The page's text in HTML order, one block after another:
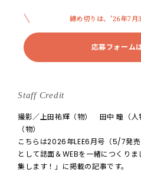
締め切りは、’26年7月
応募フォーム
Staff Credit
撮影／上田祐輝（物） 田中 瞳（
（物）
こちらは2026年LEE6月号（5/7発
として誌面＆WEBを一緒につくり
集します！」に掲載の記事です。